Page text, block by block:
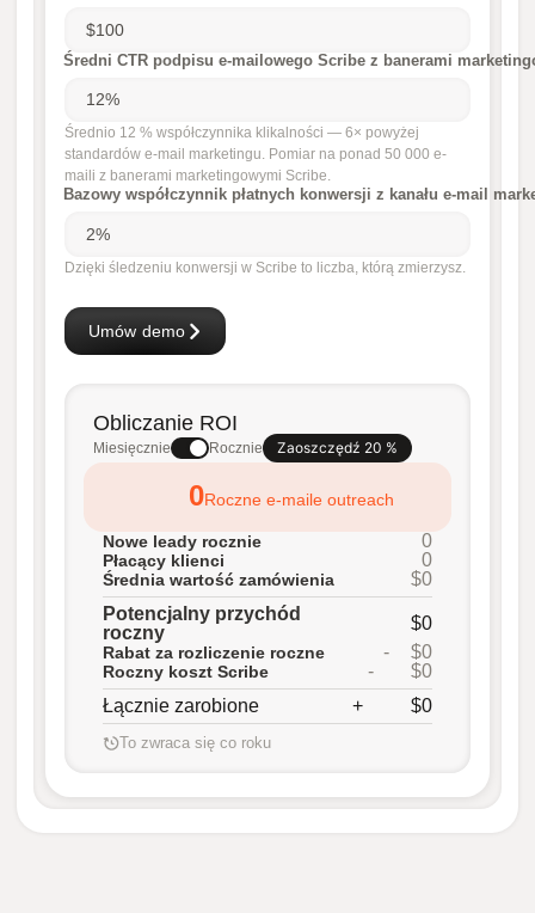
Średni CTR podpisu e-mailowego Scribe z banerami
Średnio 12 % współczynnika klikalności — 6× powyżej
standardów e-mail marketingu. Pomiar na ponad 50 000 e-
maili z banerami marketingowymi Scribe.
Bazowy współczynnik płatnych konwersji z kanału e-mail
Dzięki śledzeniu konwersji w Scribe to liczba, którą zmierzysz.
Obliczanie ROI
Miesięcznie Rocznie Zaoszczędź 20 %
0Roczne e-maile outreach
Nowe leady rocznie 0
Płacący klienci 0
Średnia wartość zamówienia
$0
Potencjalny przychód
roczny
$0
Rabat za rozliczenie roczne - $0
Roczny koszt Scribe -
$0
Łącznie zarobione
+ $0
To zwraca się co roku
Umów demo